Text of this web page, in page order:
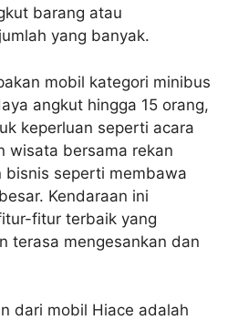
barang atau
yang banyak.
mobil kategori minibus
angkut hingga 15 orang,
keperluan seperti acara
wisata bersama rekan
bisnis seperti membawa
Kendaraan ini
fitur terbaik yang
terasa mengesankan dan
dari mobil Hiace adalah